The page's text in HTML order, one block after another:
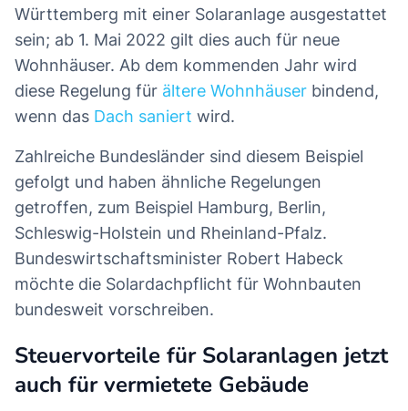
Württemberg mit einer Solaranlage ausgestattet
sein; ab 1. Mai 2022 gilt dies auch für neue
Wohnhäuser. Ab dem kommenden Jahr wird
diese Regelung für ältere Wohnhäuser bindend,
wenn das Dach saniert wird.
Zahlreiche Bundesländer sind diesem Beispiel
gefolgt und haben ähnliche Regelungen
getroffen, zum Beispiel Hamburg, Berlin,
Schleswig-Holstein und Rheinland-Pfalz.
Bundeswirtschaftsminister Robert Habeck
möchte die Solardachpflicht für Wohnbauten
bundesweit vorschreiben.
Steuervorteile für Solaranlagen jetzt
auch für vermietete Gebäude